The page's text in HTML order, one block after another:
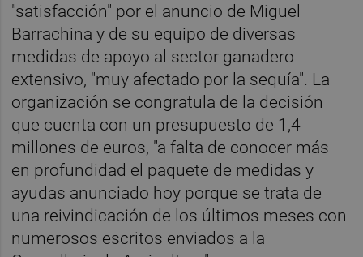
"satisfacción" por el anuncio de Miguel
Barrachina y de su equipo de diversas
medidas de apoyo al sector ganadero
extensivo, "muy afectado por la sequía". La
organización se congratula de la decisión
que cuenta con un presupuesto de 1,4
millones de euros, "a falta de conocer más
en profundidad el paquete de medidas y
ayudas anunciado hoy porque se trata de
una reivindicación de los últimos meses con
numerosos escritos enviados a la